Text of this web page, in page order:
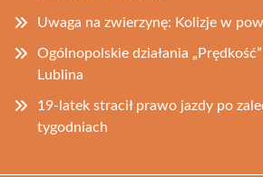
Uwaga na zwierzynę: Kolizje w
Ogólnopolskie działania
Lublina
19-latek stracił prawo jazdy po
tygodniach